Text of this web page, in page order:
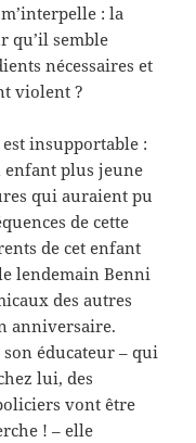
: la
qu’il semble
nécessaires et
violent ?
insupportable :
enfant plus jeune
qui auraient pu
de cette
de cet enfant
lendemain Benni
des autres
anniversaire.
éducateur – qui
lui, des
vont être
! – elle